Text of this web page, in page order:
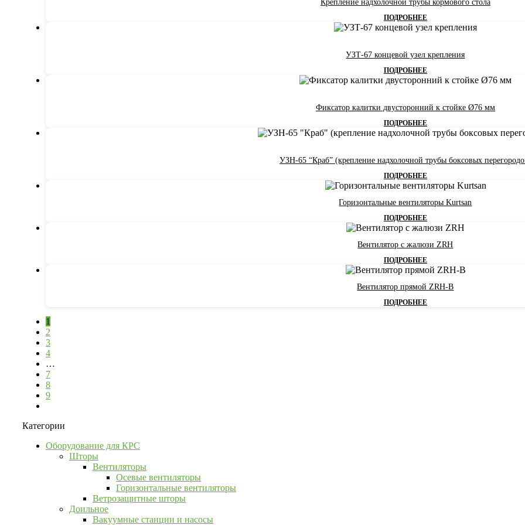
Крепление надхолочной трубы кормового стола
ПОДРОБНЕЕ
УЗТ-67 концевой узел крепления
ПОДРОБНЕЕ
Фиксатор калитки двусторонний к стойке Ø76 мм
ПОДРОБНЕЕ
УЗН-65 “Краб” (крепление надхолочной трубы боксовых
ПОДРОБНЕЕ
Горизонтальные вентиляторы Kurtsan
ПОДРОБНЕЕ
Вентилятор с жалюзи ZRH
ПОДРОБНЕЕ
Вентилятор прямой ZRH-В
ПОДРОБНЕЕ
1
2
3
4
…
7
8
9
Категории
Оборудование для КРС
Шторы
Вентиляторы
Осевые вентиляторы
Горизонтальные вентиляторы
Ветрозащитные шторы
Доильное
Вакуумные станции и насосы